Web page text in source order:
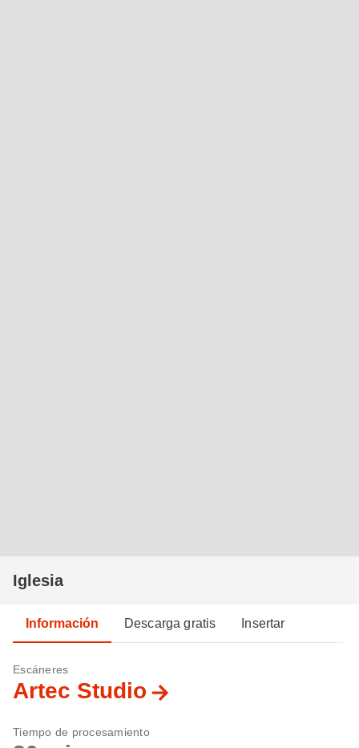
Iglesia
Información Descarga gratis Insertar
Escáneres
Artec Studio
Tiempo de procesamiento